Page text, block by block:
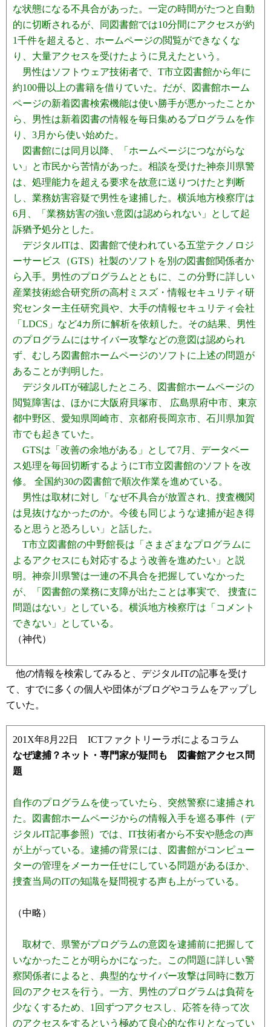
な状態になる不具合があった。一定の時間がたつと自動
的に切断されるが、同図書館では10分間にアクセスが約
1千件を超えると、ホームページの閲覧ができなくな
り、大量アクセスを受けたように見えたという。
男性はソフトウェア技術者で、T市立図書館から年に
約100冊以上の書籍を借りていた。だが、図書館ホーム
ページの新着図書検索機能は使い勝手が悪かったことか
ら、男性は新着図書の情報を毎日集めるプログラムを作
り、3月から使い始めた。
図書館には同月以降、「ホームページにつながらな
い」と市民から苦情があった。相談を受けた神奈川県警
は、処理能力を超える要求を故意に送りつけたと判断
し、業務妨害容疑で男性を逮捕した。横浜地方検察庁は
6月、「業務妨害の強い意図は認められない」として起
訴猶予処分とした。
デジタルITは、図書館で使われている五堂テクノロジ
ーサービス（GTS）社製のソフトを別の図書館関係者か
ら入手。男性のプログラムとともに、この分野に詳しい
産業技術総合研究所の高村ミスズ・情報セキュリティ研
究センター主任研究員や、大手の情報セキュリティ会社
「LDCS」など4カ所に解析を依頼した。その結果、男性
のプログラムにはサイバー攻撃などの意図は認められ
ず、むしろ図書館ホームページのソフトに上述の問題が
あることが判明した。
デジタルITが確認したところ、図書館ホームページの
閲覧障害は、ほかに大阪府貝塚市、 広島県府中市、東京
都中野区、愛知県岡崎市、京都府長岡京市、石川県加賀
市でも起きていた。
GTSは「改善の余地がある」として7月、データベー
ス処理を毎回切断するようにT市立図書館のソフトを改
修。 全国約30の図書館で順次作業を進めている。
男性は取材に対し「なぜ不具合が放置され、捜査機関
は見抜けなかったのか。今後も同じような逮捕が起き得
ると思うと恐ろしい」と話した。
T市立図書館の中野館長は「さまざまなプログラムに
よるアクセスにも対応するよう改善を進めたい」と説
明。神奈川県警は一連の不具合を把握していなかった
が、「図書館の業務に支障が出たことは事実で、 捜査に
問題はない」としている。横浜地方検察庁は「コメント
できない」としている。
（神代）
他の情報を検索してみると、デジタルITの記事を受け
て、すでに多くの個人や団体がブログやコラムをアップし
ていた。
201X年8月22日 ICTファクトリーラボによるコラム
なぜ逮捕？ネット・専門家が疑問も 図書館アクセス問
題
自作のプログラムを使っていたら、突然警察に逮捕され
た。図書館ホームページからの情報入手を巡る事件（デ
ジタルIT記事参照）では、IT技術者から不安や懸念の声
が上がっている。逮捕の背景には、図書館がコンピュー
ターの管理をメーカー任せにしている問題があるほか、
捜査当局のITの知識を疑問視する声も上がっている。
（中略）
取材で、県警がプログラムの意図を逮捕前に把握して
いなかったことが明らかになった。この問題に詳しい警
察関係者によると、典型的なサイバー攻撃は同時に数万
回のアクセスを行う。一方、男性のプログラムは負荷を
少なくするため、1回ずつアクセスし、応答を待って次
のアクセスをするという極めて良心的な作りとなってい